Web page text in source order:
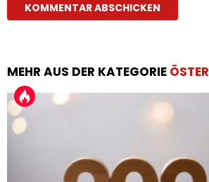
MEHR AUS DER KATEGORIE